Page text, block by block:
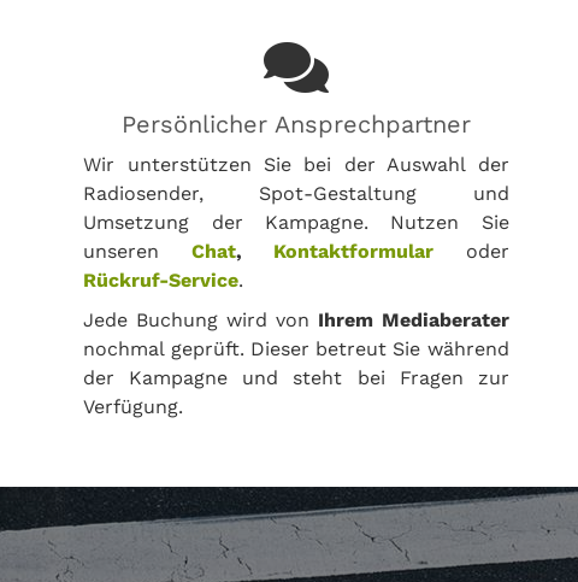
Persönlicher Ansprechpartner
Wir unterstützen Sie bei der Auswahl der
Radiosender, Spot-Gestaltung und
Umsetzung der Kampagne. Nutzen Sie
unseren Chat, Kontaktformular oder
Rückruf-Service.
Jede Buchung wird von Ihrem Mediaberater
nochmal geprüft. Dieser betreut Sie während
der Kampagne und steht bei Fragen zur
Verfügung.